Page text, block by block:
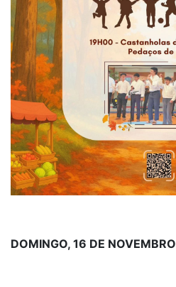
DOMINGO, 16 DE NOVEMBRO